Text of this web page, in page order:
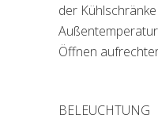
der
Öffnen
BELEUCHTUNG